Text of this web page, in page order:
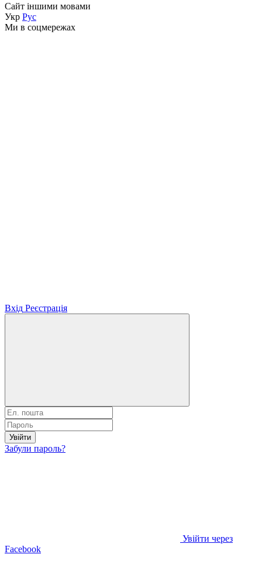
Сайт іншими мовами
Укр Рус
Ми в соцмережах
Вхід Реєстрація
Увійти
Забули пароль?
Увійти через
Facebook